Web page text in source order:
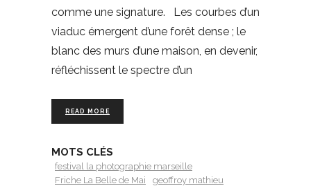
comme une signature. Les courbes d’un
viaduc émergent d’une forêt dense ; le
blanc des murs d’une maison, en devenir,
réfléchissent le spectre d’un
READ MORE
MOTS CLÉS
festival la photographie marseille
Friche La Belle de Mai
geoffroy mathieu